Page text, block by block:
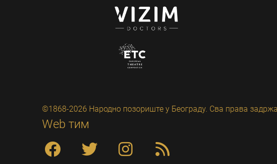
©1868-2026 Народно позориште у Београду. Сва права
Web тим